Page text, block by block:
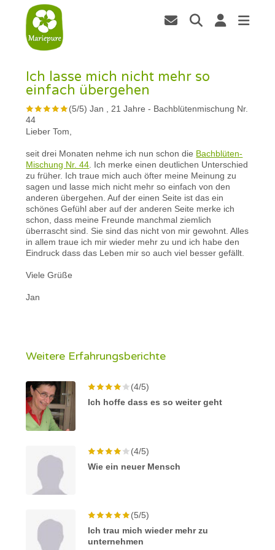
Ich lasse mich nicht mehr so
einfach übergehen
(5/5)Jan , 21 Jahre - Bachblütenmischung Nr.
44
Lieber Tom,
seit drei Monaten nehme ich nun schon die Bachblüten-
Mischung Nr. 44 . Ich merke einen deutlichen Unterschied
zu früher. Ich traue mich auch öfter meine Meinung zu
sagen und lasse mich nicht mehr so einfach von den
anderen übergehen. Auf der einen Seite ist das ein
schönes Gefühl aber auf der anderen Seite merke ich
schon, dass meine Freunde manchmal ziemlich
überrascht sind. Sie sind das nicht von mir gewohnt. Alles
in allem traue ich mir wieder mehr zu und ich habe den
Eindruck dass das Leben mir so auch viel besser gefällt.
Viele Grüße
Jan
Weitere Erfahrungsberichte
(4/5)
Ich hoffe dass es so weiter geht
(4/5)
Wie ein neuer Mensch
(5/5)
Ich trau mich wieder mehr zu
unternehmen